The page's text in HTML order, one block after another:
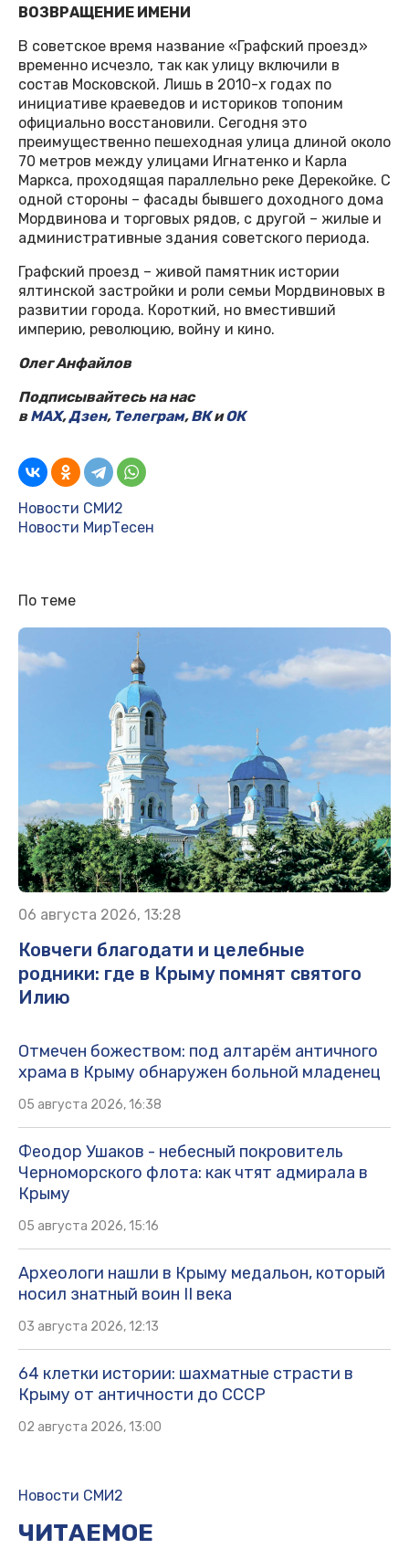
ВОЗВРАЩЕНИЕ ИМЕНИ
В советское время название «Графский проезд»
временно исчезло, так как улицу включили в
состав Московской. Лишь в 2010-х годах по
инициативе краеведов и историков топоним
официально восстановили. Сегодня это
преимущественно пешеходная улица длиной около
70 метров между улицами Игнатенко и Карла
Маркса, проходящая параллельно реке Дерекойке. С
одной стороны – фасады бывшего доходного дома
Мордвинова и торговых рядов, с другой – жилые и
административные здания советского периода.
Графский проезд – живой памятник истории
ялтинской застройки и роли семьи Мордвиновых в
развитии города. Короткий, но вместивший
империю, революцию, войну и кино.
Олег Анфайлов
Подписывайтесь на нас
вMAX,Дзен, Телеграм,ВКиОК
Новости СМИ2
Новости МирТесен
По теме
06 августа 2026, 13:28
Ковчеги благодати и целебные
родники: где в Крыму помнят святого
Илию
Отмечен божеством: под алтарём античного
храма в Крыму обнаружен больной младенец
05 августа 2026, 16:38
Феодор Ушаков - небесный покровитель
Черноморского флота: как чтят адмирала в
Крыму
05 августа 2026, 15:16
Археологи нашли в Крыму медальон, который
носил знатный воин II века
03 августа 2026, 12:13
64 клетки истории: шахматные страсти в
Крыму от античности до СССР
02 августа 2026, 13:00
Новости СМИ2
ЧИТАЕМОЕ